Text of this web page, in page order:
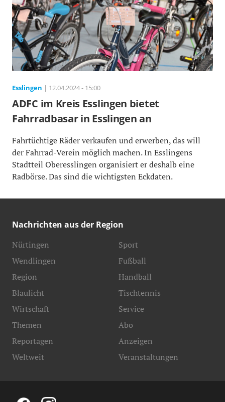
Esslingen | 12.04.2024 - 15:00
ADFC im Kreis Esslingen bietet
Fahrradbasar in Esslingen an
Fahrtüchtige Räder verkaufen und erwerben, das will
der Fahrrad-Verein möglich machen. In Esslingens
Stadtteil Oberesslingen organisiert er deshalb eine
Radbörse. Das sind die wichtigsten Eckdaten.
Nachrichten aus der Region
Nürtingen
Wendlingen
Region
Blaulicht
Sport
Fußball
Handball
Tischtennis
Wirtschaft
Themen
Reportagen
Weltweit
Service
Abo
Anzeigen
Veranstaltungen